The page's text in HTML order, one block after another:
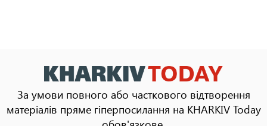
За умови повного або часткового відтворення
матеріалів пряме гіперпосилання на KHARKIV Today